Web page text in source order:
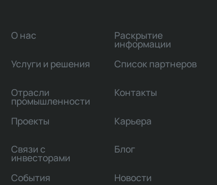
О нас
Услуги и решения
Отрасли
промышленности
Проекты
Связи с
инвесторами
Раскрытие
информации
Список партнеров
Контакты
Карьера
Блог
События Новости